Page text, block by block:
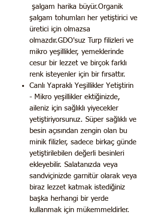
şalgam harika büyür.Organik
şalgam tohumları her yetiştirici ve
üretici için olmazsa
olmazdır.GDO'suz Turp filizleri ve
mikro yeşillikler, yemeklerinde
cesur bir lezzet ve birçok farklı
renk isteyenler için bir fırsattır.
Canlı Yapraklı Yeşillikler Yetiştirin
- Mikro yeşillikler ektiğinizde,
aileniz için sağlıklı yiyecekler
yetiştiriyorsunuz. Süper sağlıklı ve
besin açısından zengin olan bu
minik filizler, sadece birkaç günde
yetiştirilebilen değerli besinleri
ekleyebilir. Salatanızda veya
sandviçinizde garnitür olarak veya
biraz lezzet katmak istediğiniz
başka herhangi bir yerde
kullanmak için mükemmeldirler.